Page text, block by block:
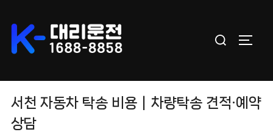
content
Search
서천 자동차 탁송 비용｜차량탁송 견적·예약
상담